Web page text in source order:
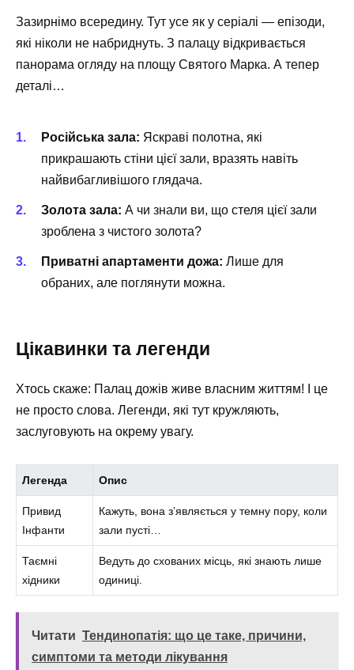
Зазирнімо всередину. Тут усе як у серіалі — епізоди,
які ніколи не набриднуть. З палацу відкривається
панорама огляду на площу Святого Марка. А тепер
деталі…
Російська зала: Яскраві полотна, які
прикрашають стіни цієї зали, вразять навіть
найвибагливішого глядача.
Золота зала: А чи знали ви, що стеля цієї зали
зроблена з чистого золота?
Приватні апартаменти дожа: Лише для
обраних, але поглянути можна.
Цікавинки та легенди
Хтось скаже: Палац дожів живе власним життям! І це
не просто слова. Легенди, які тут кружляють,
заслуговують на окрему увагу.
Легенда Опис
Привид
Інфанти
Кажуть, вона з’являється у темну пору, коли
зали пусті…
Таємні
хідники
Ведуть до схованих місць, які знають лише
одиниці.
Читати Тендинопатія: що це таке, причини,
симптоми та методи лікування